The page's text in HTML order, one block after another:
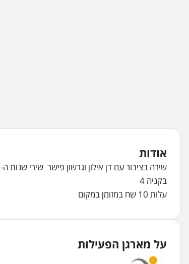
אודות
שירה בציבור עם דן אילון וגרשון פישר שירי שנות ה-60 וה-70 עברית ואנגלית
בקניה 4
עלות 10 שח במזומן במקום
על מארגן הפעילות
מינהל קהילתי גבעה צרפתית